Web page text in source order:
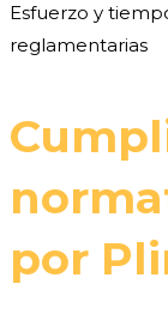
Esfuerzo y
reglamentarias
por